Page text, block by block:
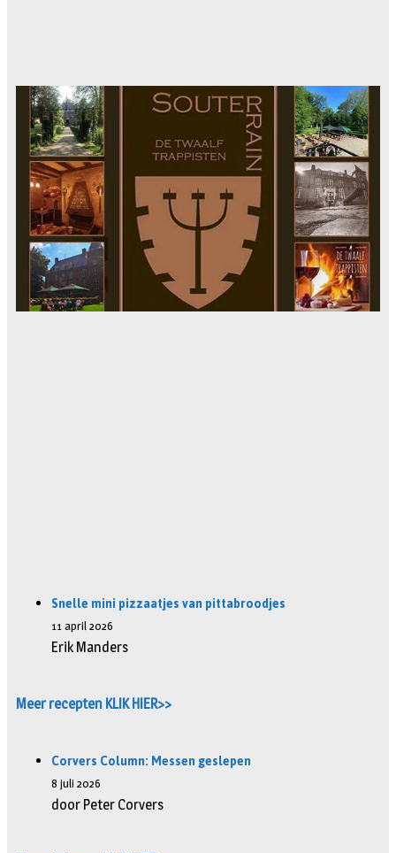
Snelle mini pizzaatjes van pittabroodjes
11 april 2026
Erik Manders
Meer recepten KLIK HIER>>
Corvers Column: Messen geslepen
8 juli 2026
door Peter Corvers